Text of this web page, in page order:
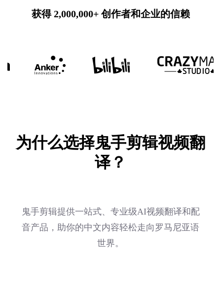
获得 2,000,000+ 创作者和企业的信赖
为什么选择鬼手剪辑视频翻
译？
鬼手剪辑提供一站式、专业级AI视频翻译和配
音产品，助你的中文内容轻松走向罗马尼亚语
世界。